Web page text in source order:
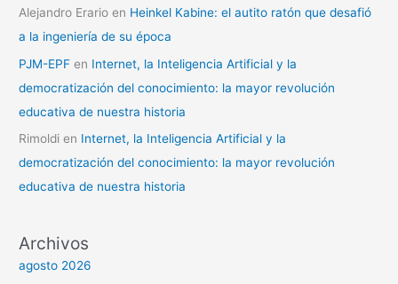
Alejandro Erario en Heinkel Kabine: el autito ratón que desafió
a la ingeniería de su época
PJM-EPF en Internet, la Inteligencia Artificial y la
democratización del conocimiento: la mayor revolución
educativa de nuestra historia
Rimoldi en Internet, la Inteligencia Artificial y la
democratización del conocimiento: la mayor revolución
educativa de nuestra historia
Archivos
agosto 2026